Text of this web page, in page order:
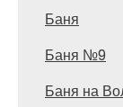
Баня
Баня №9
Баня на